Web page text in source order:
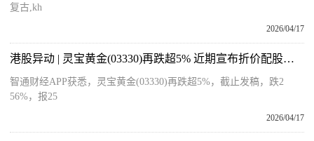
复古,kh
2026/04/17
港股异动 | 灵宝黄金(03330)再跌超5% 近期宣布折价配股净筹7.7亿港元 用于拓展海外金矿业务
智通财经APP获悉，灵宝黄金(03330)再跌超5%，截止发稿，跌2
56%，报25
2026/04/17